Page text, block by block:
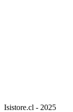
Isistore.cl - 2025